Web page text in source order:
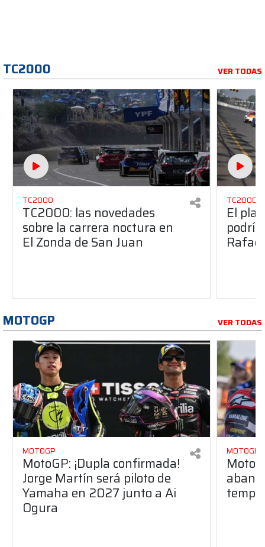
TC2000 VER TODAS
TC2000
TC2000: las novedades
sobre la carrera noctura en
El Zonda de San Juan
TC2000
El
MOTOGP VER TODAS
MOTOGP
MotoGP: ¡Dupla confirmada!
Jorge Martín será piloto de
Yamaha en 2027 junto a Ai
Ogura
MOTOGP